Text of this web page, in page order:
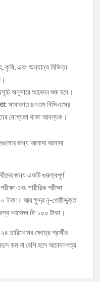
কৃষি, এবং অন্যান্য বিভিন্ন
অনুসারে আবেদন শুরু হবে।
: সাধারণত ৪৭তম বিসিএসের
যোগ্যতা থাকা আবশ্যক।
জন্য আলাদা আলাদা
জন্য একটি গুরুত্বপূর্ণ
এবং শারীরিক পরীক্ষা
টাকা। আর ক্ষুদ্র নৃ-গোষ্ঠীভুক্ত
জন্য আবেদন ফি ১০০ টাকা।
সব ক্ষেত্রে প্রার্থীর
কম বা বেশি হলে আবেদনপত্র